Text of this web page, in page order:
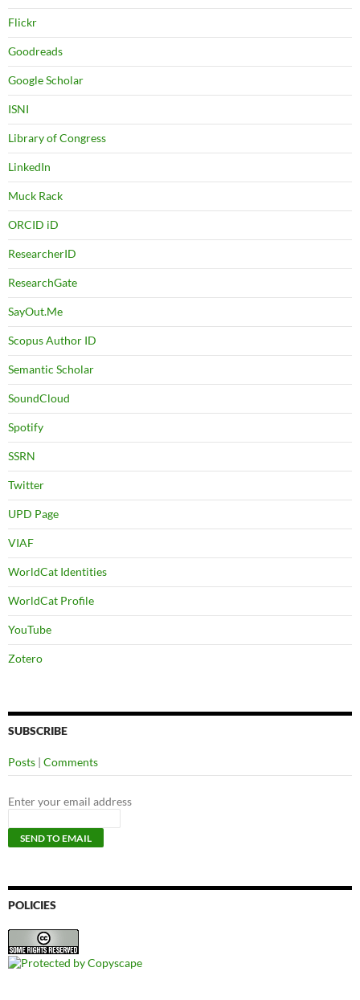
Flickr
Goodreads
Google Scholar
ISNI
Library of Congress
LinkedIn
Muck Rack
ORCID iD
ResearcherID
ResearchGate
SayOut.Me
Scopus Author ID
Semantic Scholar
SoundCloud
Spotify
SSRN
Twitter
UPD Page
VIAF
WorldCat Identities
WorldCat Profile
YouTube
Zotero
SUBSCRIBE
Posts | Comments
Enter your email address
POLICIES